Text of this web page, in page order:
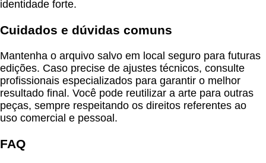
identidade forte.
Cuidados e dúvidas comuns
Mantenha o arquivo salvo em local seguro para futuras
edições. Caso precise de ajustes técnicos, consulte
profissionais especializados para garantir o melhor
resultado final. Você pode reutilizar a arte para outras
peças, sempre respeitando os direitos referentes ao
uso comercial e pessoal.
FAQ